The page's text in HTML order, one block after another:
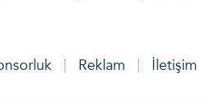
Reklam İletişim